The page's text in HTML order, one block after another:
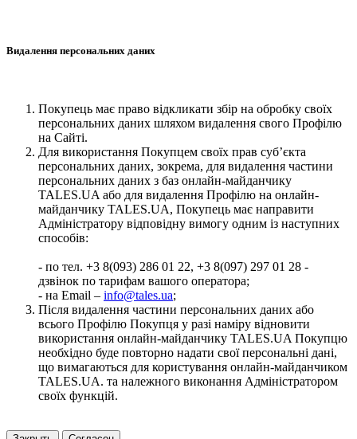
Видалення персональних даних
Покупець має право відкликати збір на обробку своїх
персональних даних шляхом видалення свого Профілю
на Сайті.
Для використання Покупцем своїх прав суб’єкта
персональних даних, зокрема, для видалення частини
персональних даних з баз онлайн-майданчику
TALES.UA або для видалення Профілю на онлайн-
майданчику TALES.UA, Покупець має направити
Адміністратору відповідну вимогу одним із наступних
способів:
- по тел. +3 8(093) 286 01 22, +3 8(097) 297 01 28 -
дзвінок по тарифам вашого оператора;
- на Email – info@tales.ua;
Після видалення частини персональних даних або
всього Профілю Покупця у разі наміру відновити
використання онлайн-майданчику TALES.UA Покупцю
необхідно буде повторно надати свої персональні дані,
що вимагаються для користування онлайн-майданчиком
TALES.UA. та належного виконання Адміністратором
своїх функцій.